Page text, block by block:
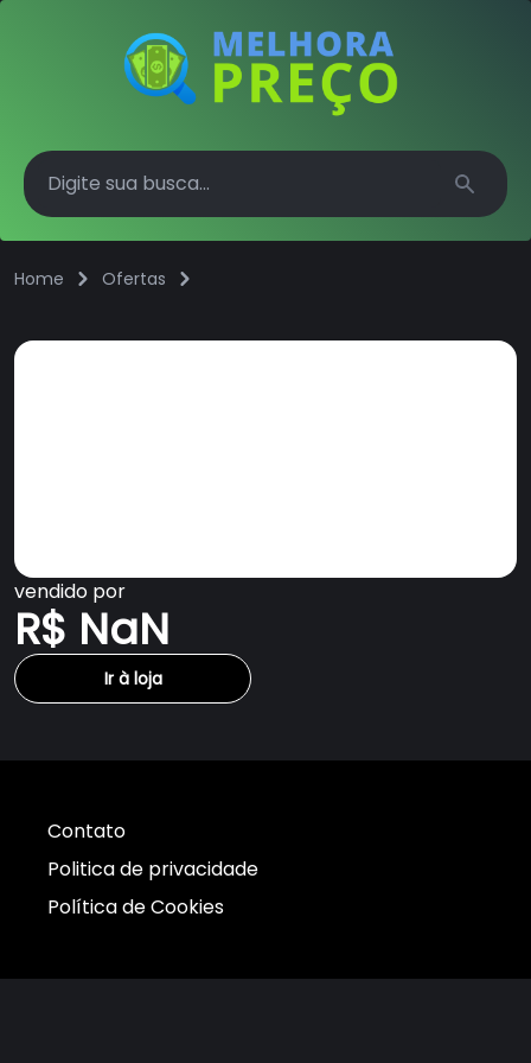
Search
Home Ofertas
vendido por
R$ NaN
Ir à loja
Contato
Politica de privacidade
Política de Cookies